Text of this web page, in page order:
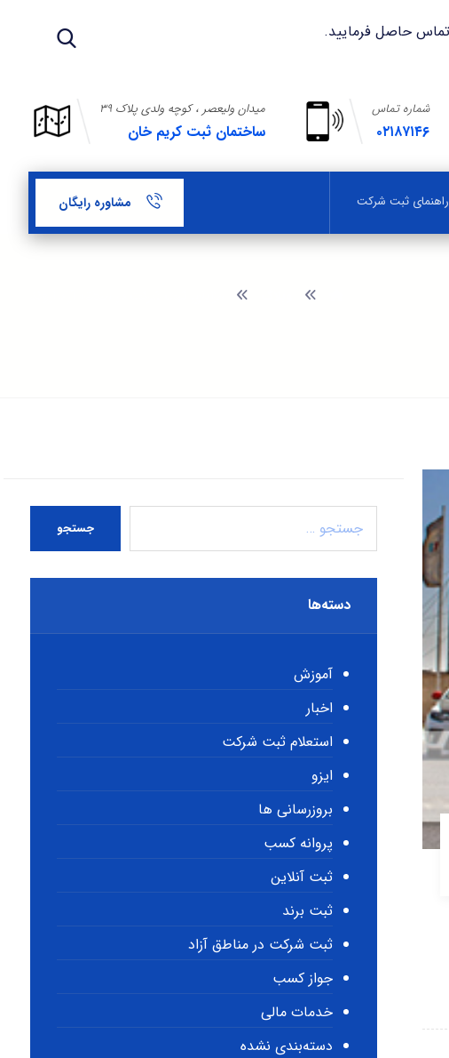
میدان ولیعصر ، کوچه ولدی پلاک ۳۹
ساختمان ثبت کریم خان
شماره تماس
۰۲۱۸۷۱۴۶
راهنمای ثبت شرکت مشاوره رایگان
جستجو
دسته‌ها
آموزش
اخبار
استعلام ثبت شرکت
ایزو
بروزرسانی ها
پروانه کسب
ثبت آنلاین
ثبت برند
ثبت شرکت در مناطق آزاد
جواز کسب
خدمات مالی
دسته‌بندی نشده